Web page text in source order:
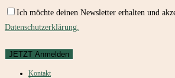
Ich möchte deinen Newsletter erhalten und
Datenschutzerklärung.
Kontakt